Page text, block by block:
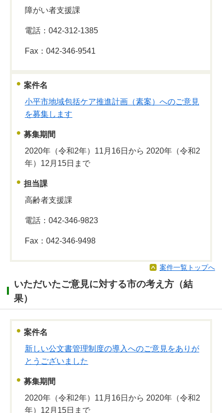
障がい者支援課
電話：042-312-1385
Fax：042-346-9541
案件名
小平市地域包括ケア推進計画（素案）へのご意見
を募集します
募集期間
2020年（令和2年）11月16日から 2020年（令和2
年）12月15日まで
担当課
高齢者支援課
電話：042-346-9823
Fax：042-346-9498
案件一覧トップへ
いただいたご意見に対する市の考え方（結
果）
案件名
新しい公文書管理制度の導入へのご意見をありが
とうございました
募集期間
2020年（令和2年）11月16日から 2020年（令和2
年）12月15日まで